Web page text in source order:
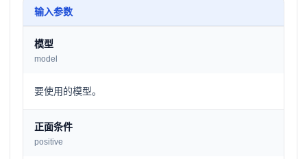
输入参数
模型
model
要使用的模型。
正面条件
positive